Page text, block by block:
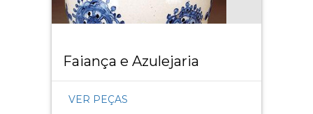
Faiança e Azulejaria
VER PEÇAS